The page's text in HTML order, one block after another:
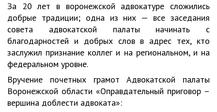
За 20 лет в воронежской адвокатуре сложились
добрые традиции; одна из них — все заседания
совета адвокатской палаты начинать с
благодарностей и добрых слов в адрес тех, кто
заслужил признание коллег и на региональном, и на
федеральном уровне.
Вручение почетных грамот Адвокатской палаты
Воронежской области «Оправдательный приговор –
вершина доблести адвоката»: